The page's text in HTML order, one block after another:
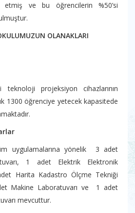
etmiş ve bu öğrencilerin %50’si
OLANAKLARI
teknoloji projeksiyon cihazlarının
1300 öğrenciye yetecek kapasitede
uygulamalarına yönelik 3 adet
1 adet Elektrik Elektronik
Harita Kadastro Ölçme Tekniği
Makine Laboratuvarı ve 1 adet
mevcuttur.